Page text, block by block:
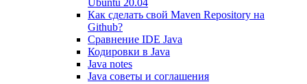
Ubuntu 20.04
Как сделать свой Maven Repository на
Github?
Сравнение IDE Java
Кодировки в Java
Java notes
Java советы и соглашения